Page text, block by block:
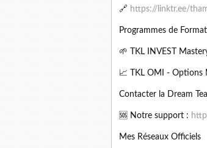
🔗 https://linktr.ee/
Programmes de
🌱 TKL INVEST
📈 TKL OMI - Options
Contacter la Dream
🆘 Notre support :
Mes Réseaux Officiels